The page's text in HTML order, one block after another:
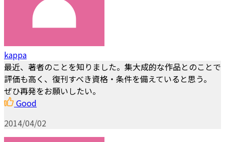
kappa
最近、著者のことを知りました。集大成的な作品とのことで
評価も高く、復刊すべき資格・条件を備えていると思う。
ぜひ再発をお願いしたい。
Good
2014/04/02